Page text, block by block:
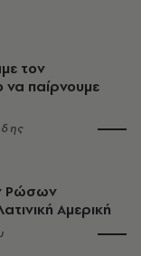
τον
να παίρνουμε
Ρώσων
Αμερική